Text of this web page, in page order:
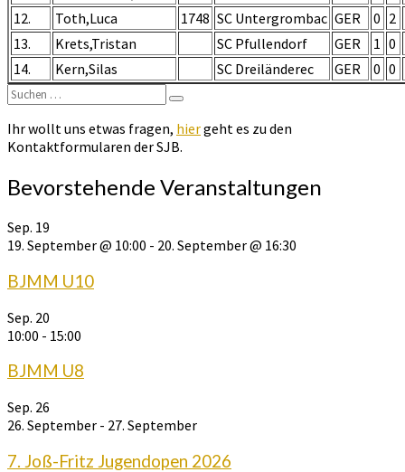
12.
Toth,Luca 1748 SC Untergrombac GER 0 2
13.
Krets,Tristan SC Pfullendorf GER 1 0
14.
Kern,Silas SC Dreiländerec GER 0 0
Suchen
nach:
Suchen
Ihr wollt uns etwas fragen, hiergeht es zu den
Kontaktformularen der SJB.
Bevorstehende Veranstaltungen
Sep. 19
19. September @ 10:00 - 20. September @ 16:30
BJMM U10
Sep. 20
10:00 - 15:00
BJMM U8
Sep. 26
26. September - 27. September
7. Joß-Fritz Jugendopen 2026